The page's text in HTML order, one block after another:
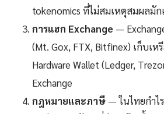
tokenomics ที่ไม่สมเหตุสมผลมัก
การแฮก Exchange —
(Mt. Gox, FTX, Bitfinex) เก็บเ
Hardware Wallet (Ledger,
Exchange
กฎหมายและภาษี — ในไทยกำไ